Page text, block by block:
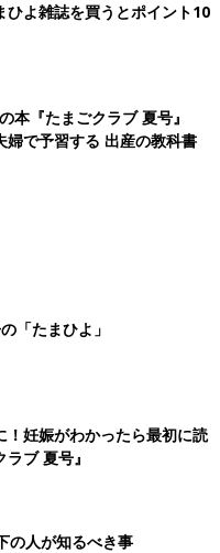
ひよ雑誌を買うとポイント10
本『たまごクラブ 夏号』
婦で予習する 出産の教科書
「たまひよ」
！妊娠がわかったら最初に読
ブ 夏号』
の人が知るべき事